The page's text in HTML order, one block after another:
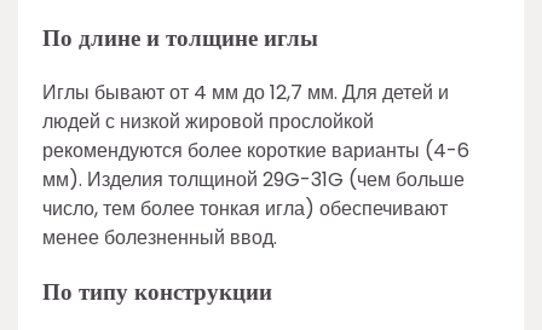
По длине и толщине иглы
Иглы бывают от 4 мм до 12,7 мм. Для детей и
людей с низкой жировой прослойкой
рекомендуются более короткие варианты (4-6
мм). Изделия толщиной 29G-31G (чем больше
число, тем более тонкая игла) обеспечивают
менее болезненный ввод.
По типу конструкции